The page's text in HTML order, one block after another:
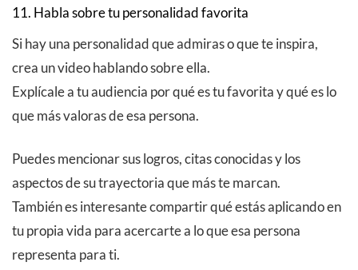
11. Habla sobre tu personalidad favorita
Si hay una personalidad que admiras o que te inspira,
crea un video hablando sobre ella.
Explícale a tu audiencia por qué es tu favorita y qué es lo
que más valoras de esa persona.
Puedes mencionar sus logros, citas conocidas y los
aspectos de su trayectoria que más te marcan.
También es interesante compartir qué estás aplicando en
tu propia vida para acercarte a lo que esa persona
representa para ti.